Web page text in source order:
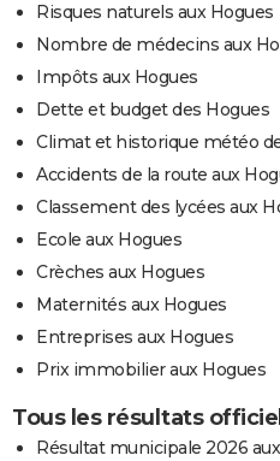
Risques naturels aux Hogues
Nombre de médecins aux
Impôts aux Hogues
Dette et budget des Hogues
Climat et historique météo
Accidents de la route aux
Classement des lycées aux
Ecole aux Hogues
Crèches aux Hogues
Maternités aux Hogues
Entreprises aux Hogues
Prix immobilier aux Hogues
Tous les résultats
Résultat municipale 2026